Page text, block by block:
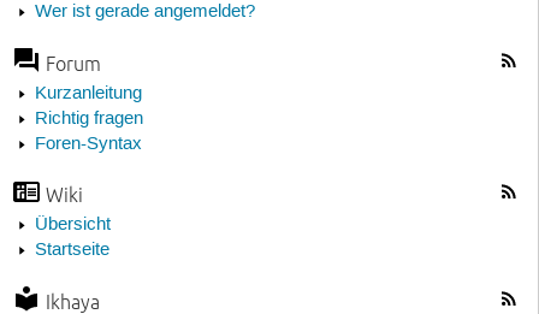
Wer ist gerade angemeldet?
Forum
Kurzanleitung
Richtig fragen
Foren-Syntax
Wiki
Übersicht
Startseite
Ikhaya